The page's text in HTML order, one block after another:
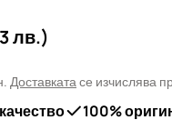
лв.)
Доставката се изчислява
100%